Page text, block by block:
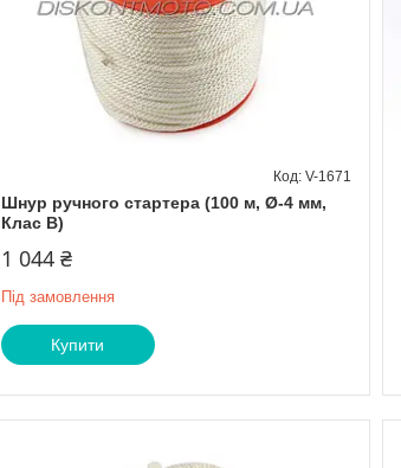
Шнур ручного стартера (100 м, Ø-4 мм,
Клас B)
V-1671
1 044 ₴
Під замовлення
Купити